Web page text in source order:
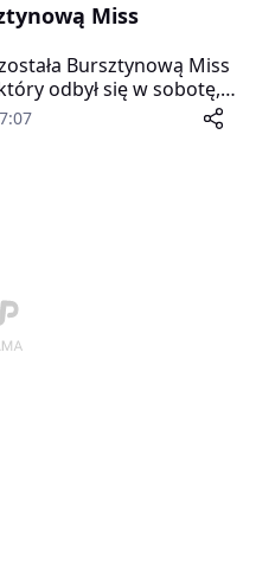
Miss
Bursztynową Miss
odbył się w sobotę,
zakończył
w tym